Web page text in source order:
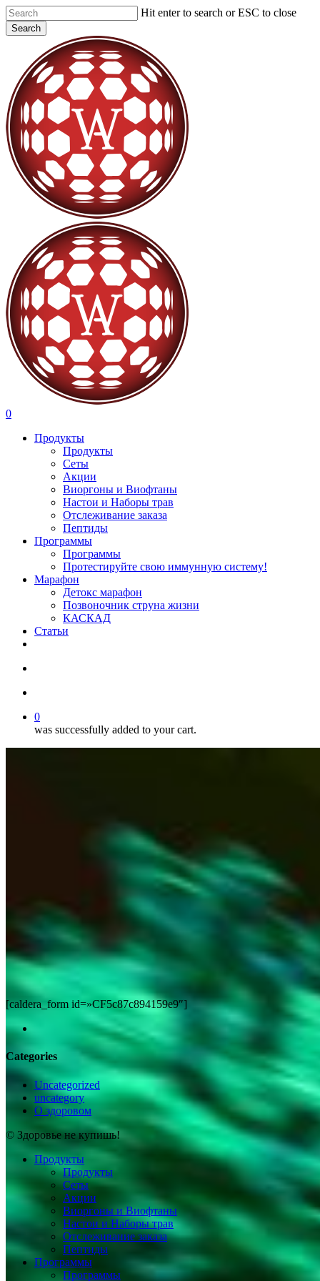
Skip
to
main
Hit enter to search or ESC to close
Search
search
account
0
Продукты
Продукты
Сеты
Акции
Виоргоны и Виофтаны
Настои и Наборы трав
Отслеживание заказа
Пептиды
Программы
Программы
Протестируйте свою иммунную систему!
Марафон
Детокс марафон
Позвоночник струна жизни
КАСКАД
Статьи
0
was successfully added to your cart.
[caldera_form id=»CF5c87c894159e9″]
Categories
Uncategorized
uncategory
О здоровом
© Здоровье не купишь!
Close
Продукты
Продукты
Сеты
Акции
Виоргоны и Виофтаны
Настои и Наборы трав
Отслеживание заказа
Пептиды
Программы
Программы